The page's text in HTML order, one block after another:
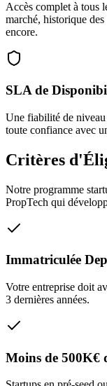
Accès complet à tous
marché, historique
encore.
SLA de
Une fiabilité de niveau
toute confiance avec
Critères
Notre programme
PropTech qui
Immatriculée
Votre entreprise doit
3 dernières années.
Moins de 500K€